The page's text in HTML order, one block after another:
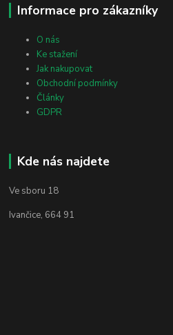
Informace pro zákazníky
O nás
Ke stažení
Jak nakupovat
Obchodní podmínky
Články
GDPR
Kde nás najdete
Ve sboru 18
Ivančice, 664 91